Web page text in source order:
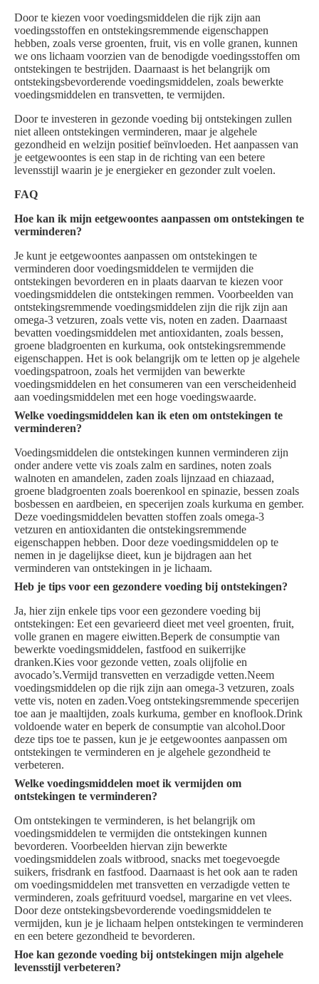
Door te kiezen voor voedingsmiddelen die rijk zijn aan
voedingsstoffen en ontstekingsremmende eigenschappen
hebben, zoals verse groenten, fruit, vis en volle granen, kunnen
we ons lichaam voorzien van de benodigde voedingsstoffen om
ontstekingen te bestrijden. Daarnaast is het belangrijk om
ontstekingsbevorderende voedingsmiddelen, zoals bewerkte
voedingsmiddelen en transvetten, te vermijden.
Door te investeren in gezonde voeding bij ontstekingen zullen
niet alleen ontstekingen verminderen, maar je algehele
gezondheid en welzijn positief beïnvloeden. Het aanpassen van
je eetgewoontes is een stap in de richting van een betere
levensstijl waarin je je energieker en gezonder zult voelen.
FAQ
Hoe kan ik mijn eetgewoontes aanpassen om ontstekingen te
verminderen?
Je kunt je eetgewoontes aanpassen om ontstekingen te
verminderen door voedingsmiddelen te vermijden die
ontstekingen bevorderen en in plaats daarvan te kiezen voor
voedingsmiddelen die ontstekingen remmen. Voorbeelden van
ontstekingsremmende voedingsmiddelen zijn die rijk zijn aan
omega-3 vetzuren, zoals vette vis, noten en zaden. Daarnaast
bevatten voedingsmiddelen met antioxidanten, zoals bessen,
groene bladgroenten en kurkuma, ook ontstekingsremmende
eigenschappen. Het is ook belangrijk om te letten op je algehele
voedingspatroon, zoals het vermijden van bewerkte
voedingsmiddelen en het consumeren van een verscheidenheid
aan voedingsmiddelen met een hoge voedingswaarde.
Welke voedingsmiddelen kan ik eten om ontstekingen te
verminderen?
Voedingsmiddelen die ontstekingen kunnen verminderen zijn
onder andere vette vis zoals zalm en sardines, noten zoals
walnoten en amandelen, zaden zoals lijnzaad en chiazaad,
groene bladgroenten zoals boerenkool en spinazie, bessen zoals
bosbessen en aardbeien, en specerijen zoals kurkuma en gember.
Deze voedingsmiddelen bevatten stoffen zoals omega-3
vetzuren en antioxidanten die ontstekingsremmende
eigenschappen hebben. Door deze voedingsmiddelen op te
nemen in je dagelijkse dieet, kun je bijdragen aan het
verminderen van ontstekingen in je lichaam.
Heb je tips voor een gezondere voeding bij ontstekingen?
Ja, hier zijn enkele tips voor een gezondere voeding bij
ontstekingen: Eet een gevarieerd dieet met veel groenten, fruit,
volle granen en magere eiwitten.Beperk de consumptie van
bewerkte voedingsmiddelen, fastfood en suikerrijke
dranken.Kies voor gezonde vetten, zoals olijfolie en
avocado’s.Vermijd transvetten en verzadigde vetten.Neem
voedingsmiddelen op die rijk zijn aan omega-3 vetzuren, zoals
vette vis, noten en zaden.Voeg ontstekingsremmende specerijen
toe aan je maaltijden, zoals kurkuma, gember en knoflook.Drink
voldoende water en beperk de consumptie van alcohol.Door
deze tips toe te passen, kun je je eetgewoontes aanpassen om
ontstekingen te verminderen en je algehele gezondheid te
verbeteren.
Welke voedingsmiddelen moet ik vermijden om
ontstekingen te verminderen?
Om ontstekingen te verminderen, is het belangrijk om
voedingsmiddelen te vermijden die ontstekingen kunnen
bevorderen. Voorbeelden hiervan zijn bewerkte
voedingsmiddelen zoals witbrood, snacks met toegevoegde
suikers, frisdrank en fastfood. Daarnaast is het ook aan te raden
om voedingsmiddelen met transvetten en verzadigde vetten te
verminderen, zoals gefrituurd voedsel, margarine en vet vlees.
Door deze ontstekingsbevorderende voedingsmiddelen te
vermijden, kun je je lichaam helpen ontstekingen te verminderen
en een betere gezondheid te bevorderen.
Hoe kan gezonde voeding bij ontstekingen mijn algehele
levensstijl verbeteren?